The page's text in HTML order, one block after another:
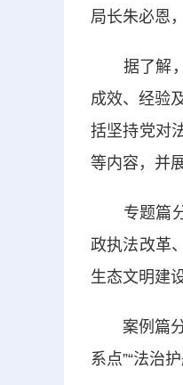
局长朱必恩
据了解，
成效、经验
括坚持党对
等内容，并
专题篇分
政执法改革
生态文明建
案例篇分
系点”“法治